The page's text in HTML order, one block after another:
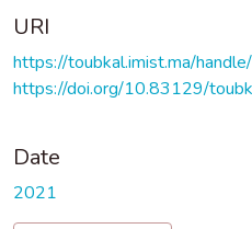
URI
https://toubkal.imist.ma/
https://doi.org/10.83129/
Date
2021